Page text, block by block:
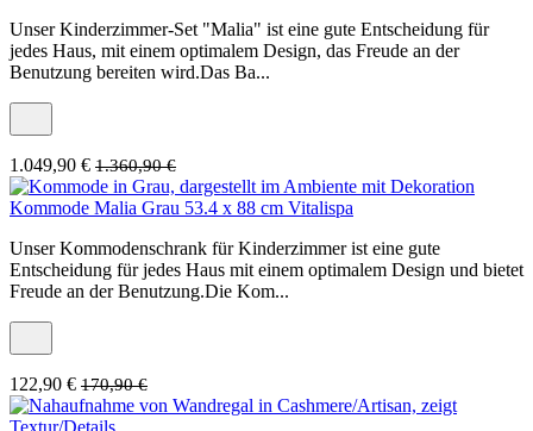
Unser Kinderzimmer-Set "Malia" ist eine gute Entscheidung für
jedes Haus, mit einem optimalem Design, das Freude an der
Benutzung bereiten wird.Das Ba...
1.049,90 € 1.360,90 €
Kommode Malia Grau 53.4 x 88 cm Vitalispa
Unser Kommodenschrank für Kinderzimmer ist eine gute
Entscheidung für jedes Haus mit einem optimalem Design und bietet
Freude an der Benutzung.Die Kom...
122,90 € 170,90 €